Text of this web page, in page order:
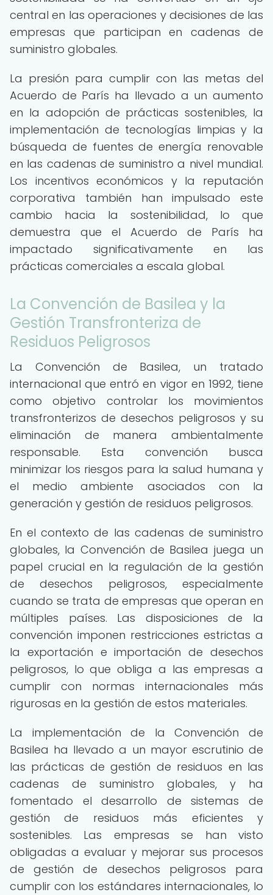
central en las operaciones y decisiones de las
empresas que participan en cadenas de
suministro globales.
La presión para cumplir con las metas del
Acuerdo de París ha llevado a un aumento
en la adopción de prácticas sostenibles, la
implementación de tecnologías limpias y la
búsqueda de fuentes de energía renovable
en las cadenas de suministro a nivel mundial.
Los incentivos económicos y la reputación
corporativa también han impulsado este
cambio hacia la sostenibilidad, lo que
demuestra que el Acuerdo de París ha
impactado significativamente en las
prácticas comerciales a escala global.
La Convención de Basilea y la
Gestión Transfronteriza de
Residuos Peligrosos
La Convención de Basilea, un tratado
internacional que entró en vigor en 1992, tiene
como objetivo controlar los movimientos
transfronterizos de desechos peligrosos y su
eliminación de manera ambientalmente
responsable. Esta convención busca
minimizar los riesgos para la salud humana y
el medio ambiente asociados con la
generación y gestión de residuos peligrosos.
En el contexto de las cadenas de suministro
globales, la Convención de Basilea juega un
papel crucial en la regulación de la gestión
de desechos peligrosos, especialmente
cuando se trata de empresas que operan en
múltiples países. Las disposiciones de la
convención imponen restricciones estrictas a
la exportación e importación de desechos
peligrosos, lo que obliga a las empresas a
cumplir con normas internacionales más
rigurosas en la gestión de estos materiales.
La implementación de la Convención de
Basilea ha llevado a un mayor escrutinio de
las prácticas de gestión de residuos en las
cadenas de suministro globales, y ha
fomentado el desarrollo de sistemas de
gestión de residuos más eficientes y
sostenibles. Las empresas se han visto
obligadas a evaluar y mejorar sus procesos
de gestión de desechos peligrosos para
cumplir con los estándares internacionales, lo